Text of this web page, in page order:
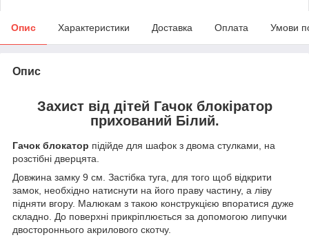
Опис Характеристики Доставка Оплата Умови
Опис
Захист від дітей Гачок блокіратор
прихований Білий.
Гачок блокатор підійде для шафок з двома стулками, на
розстібні дверцята.
Довжина замку 9 см. Застібка туга, для того щоб відкрити
замок, необхідно натиснути на його праву частину, а ліву
підняти вгору. Малюкам з такою конструкцією впоратися дуже
складно. До поверхні прикріплюється за допомогою липучки
двостороннього акрилового скотчу.